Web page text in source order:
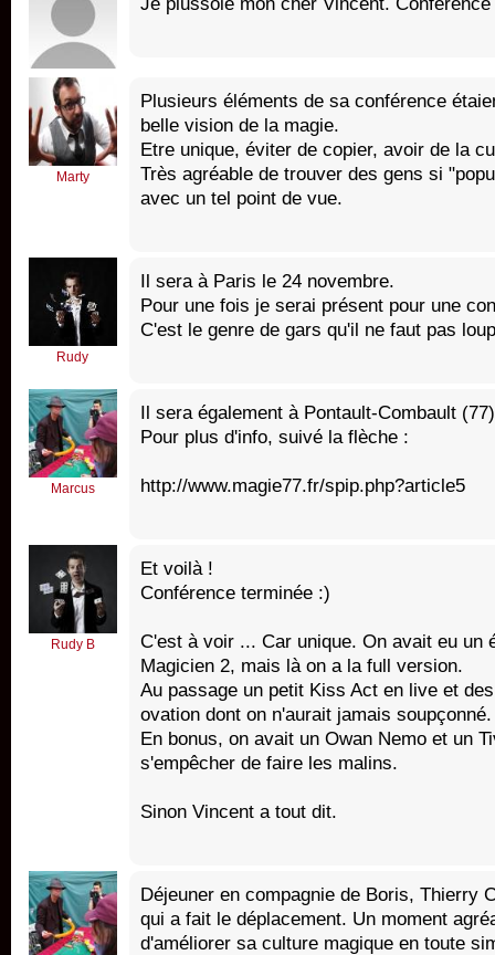
Marty
Plusieurs éléments de sa conférence
belle vision de la magie.
Etre unique, éviter de copier, avoir de la
Très agréable de trouver des gens si
avec un tel point de vue.
Rudy
Il sera à Paris le 24 novembre.
Pour une fois je serai présent pour une
C'est le genre de gars qu'il ne faut pas
Marcus
Il sera également à Pontault-Combault
Pour plus d'info, suivé la flèche :
http://www.magie77.fr/spip.php?article5
Rudy B
Et voilà !
Conférence terminée :)
C'est à voir ... Car unique. On avait eu un
Magicien 2, mais là on a la full version.
Au passage un petit Kiss Act en live et
ovation dont on n'aurait jamais soupçonné.
En bonus, on avait un Owan Nemo et un
s'empêcher de faire les malins.
Sinon Vincent a tout dit.
Déjeuner en compagnie de Boris, Thierry
qui a fait le déplacement. Un moment
d'améliorer sa culture magique en toute